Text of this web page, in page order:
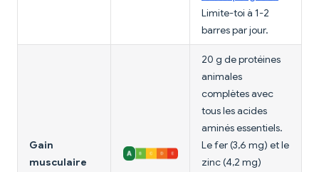
Limite-toi à 1-2
barres par jour.
Gain
musculaire
20 g de protéines
animales
complètes avec
tous les acides
aminés essentiels.
Le fer (3,6 mg) et le
zinc (4,2 mg)